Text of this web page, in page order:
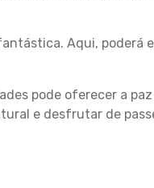
Aqui, poderá
pode oferecer a
e desfrutar de